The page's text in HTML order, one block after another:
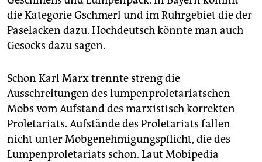
die Kategorie Gschmerl und im Ruhrgebiet die der
Paselacken dazu. Hochdeutsch könnte man auch
Gesocks dazu sagen.
Schon Karl Marx trennte streng die
Ausschreitungen des lumpenproletariatschen
Mobs vom Aufstand des marxistisch korrekten
Proletariats. Aufstände des Proletariats fallen
nicht unter Mobgenehmigungspflicht, die des
Lumpenproletariats schon. Laut Mobipedia